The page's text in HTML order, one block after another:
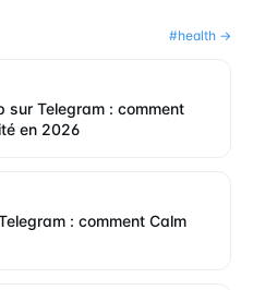
#health →
sur Telegram : comment
en 2026
: comment Calm